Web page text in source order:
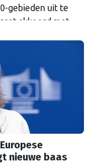
gebieden uit te
akkoord met
nieuwe baas